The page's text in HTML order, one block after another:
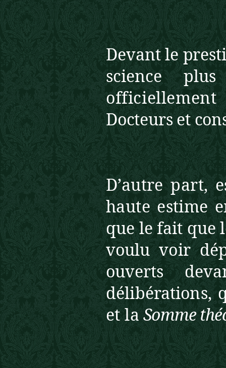
Devant le
science
Docteurs et
D’autre part,
haute estime
que le fait que
voulu voir
ouverts
délibérations,
et laSomme